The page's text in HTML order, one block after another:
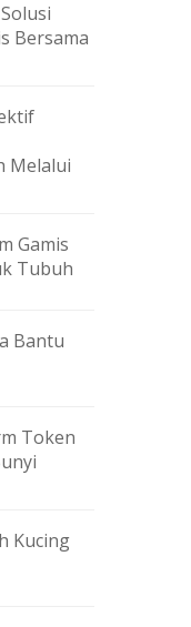
Bersama
Melalui
Gamis
Tubuh
Bantu
Token
Kucing